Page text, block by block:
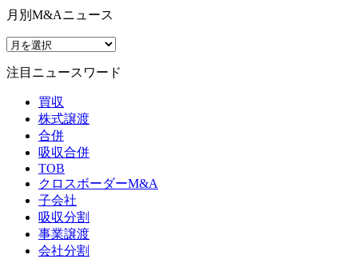
月別M&Aニュース
注目ニュースワード
買収
株式譲渡
合併
吸収合併
TOB
クロスボーダーM&A
子会社
吸収分割
事業譲渡
会社分割